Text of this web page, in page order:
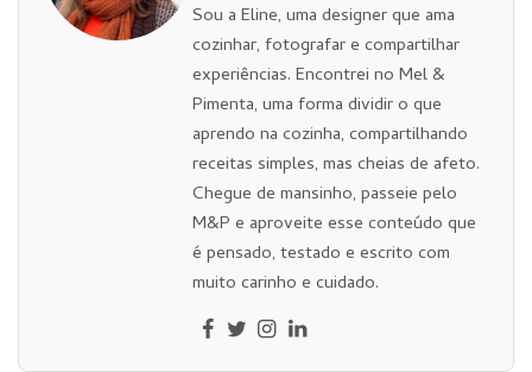
Sou a Eline, uma designer que ama
cozinhar, fotografar e compartilhar
experiências. Encontrei no Mel &
Pimenta, uma forma dividir o que
aprendo na cozinha, compartilhando
receitas simples, mas cheias de afeto.
Chegue de mansinho, passeie pelo
M&P e aproveite esse conteúdo que
é pensado, testado e escrito com
muito carinho e cuidado.